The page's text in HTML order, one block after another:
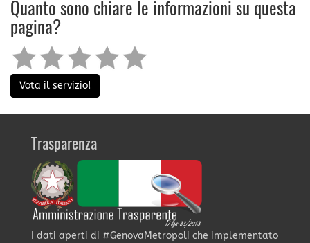
Quanto sono chiare le informazioni su questa
pagina?
Vota il servizio!
Trasparenza
I dati aperti di #GenovaMetropoli che implementato